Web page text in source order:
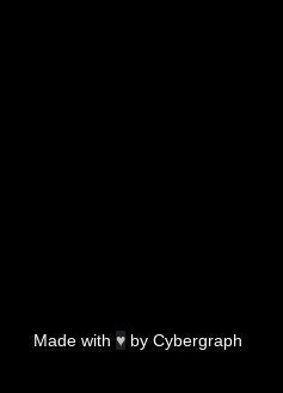
Made with ♥ by Cybergraph